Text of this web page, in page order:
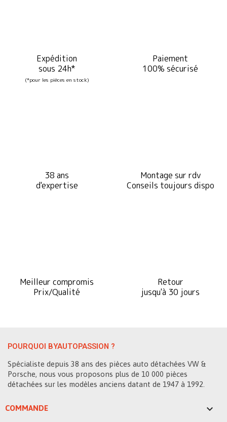
Expédition
sous 24h*
(*pour les pièces en stock)
Paiement
100% sécurisé
38 ans
d'expertise
Montage sur rdv
Conseils toujours dispo
Meilleur compromis
Prix/Qualité
Retour
jusqu'à 30 jours
POURQUOI BYAUTOPASSION ?
Spécialiste depuis 38 ans des pièces auto détachées VW &
Porsche, nous vous proposons plus de 10 000 pièces
détachées sur les modèles anciens datant de 1947 à 1992.
COMMANDE 